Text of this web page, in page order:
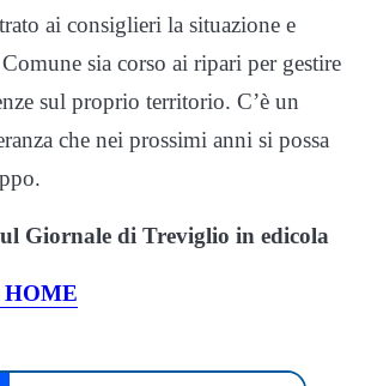
ai consiglieri la situazione e
sia corso ai ripari per gestire
sul proprio territorio. C’è un
che nei prossimi anni si possa
Giornale di Treviglio in edicola